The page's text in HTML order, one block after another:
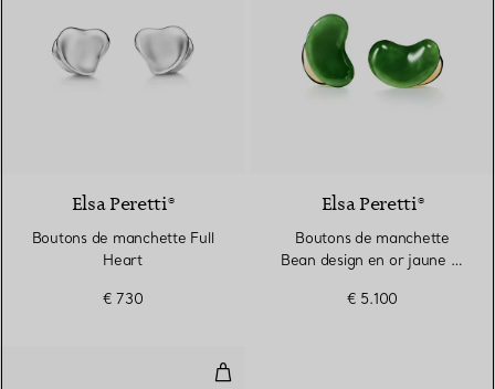
Elsa Peretti®
Boutons de manchette Full
Heart
€ 730
Elsa Peretti®
Boutons de manchette
Bean design en or jaune et
€ 5.100
Boutons de manchette Bean